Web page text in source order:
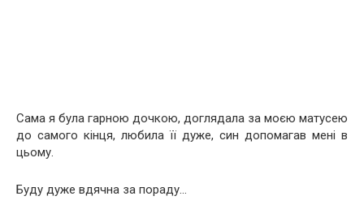
Сама я була гарною дочкою, доглядала за моєю матусею
до самого кінця, любила її дуже, син допомагав мені в
цьому.
Буду дуже вдячна за пораду…